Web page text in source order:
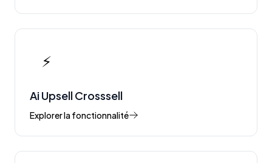
⚡
Ai Upsell Crosssell
Explorer la fonctionnalité